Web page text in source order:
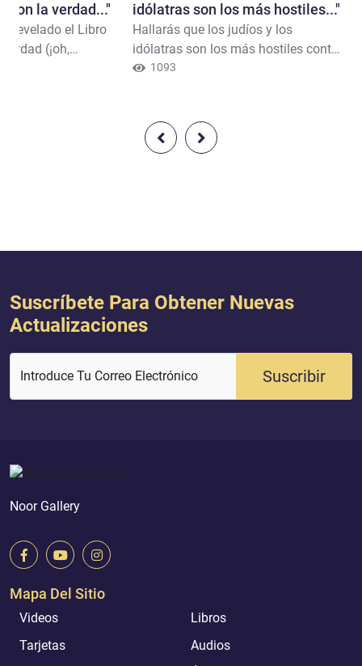
idólatras son los más hostiles..."
Hallarás que los judíos y los
idólatras son los más hostiles contra
los creyentes, mientras que los más
esto se debe a que entre ellos hay
sacerdotes y monjes que no son
1093
con la verdad..."
revelado el Libro
(¡oh,
Suscríbete Para Obtener Nuevas
Actualizaciones
Introduce Tu Correo Electrónico Suscribir
Noor Gallery
Mapa Del Sitio
Videos
Libros
Tarjetas
Audios